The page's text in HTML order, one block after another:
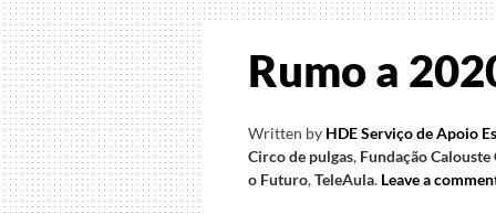
e
Rumo a
Written by HDE Serviço de Apoio
Circo de pulgas, Fundação
o Futuro,TeleAula. Leave a